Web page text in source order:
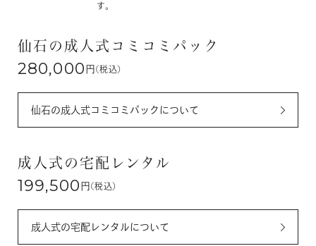
す。
仙石の成人式コミコミパック
280,000 円 (税込)
仙石の成人式コミコミパックについて
成人式の宅配レンタル
199,500 円 (税込)
成人式の宅配レンタルについて